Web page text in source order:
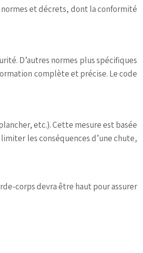
et décrets, dont la conformité
D’autres normes plus spécifiques
complète et précise. Le code
etc.). Cette mesure est basée
les conséquences d’une chute,
corps devra être haut pour assurer